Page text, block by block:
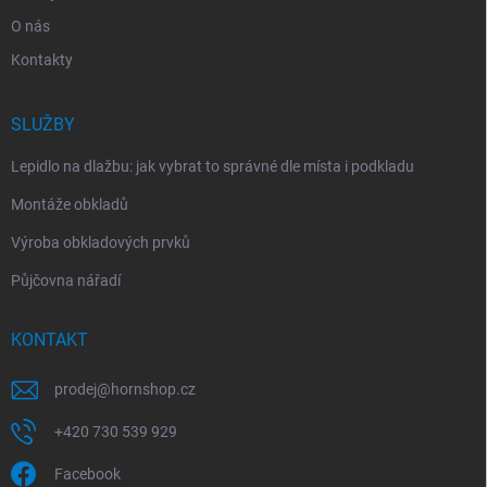
O nás
Kontakty
SLUŽBY
Lepidlo na dlažbu: jak vybrat to správné dle místa i podkladu
Montáže obkladů
Výroba obkladových prvků
Půjčovna nářadí
KONTAKT
prodej@hornshop.cz
+420 730 539 929
Facebook